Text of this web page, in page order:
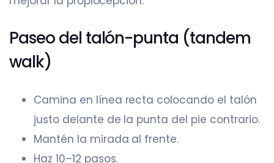
Paseo del talón-punta (tandem
walk)
Camina en línea recta colocando el talón
justo delante de la punta del pie contrario.
Mantén la mirada al frente.
Haz 10–12 pasos.